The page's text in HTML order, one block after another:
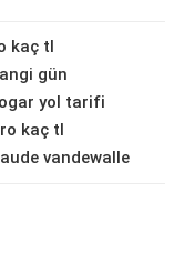
kaç tl
gün
yol tarifi
kaç tl
vandewalle